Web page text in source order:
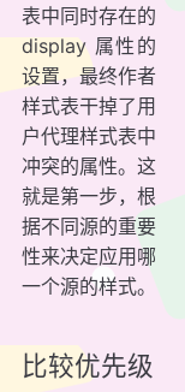
表中同时存在的
display 属性的
设置，最终作者
样式表干掉了用
户代理样式表中
冲突的属性。这
就是第一步，根
据不同源的重要
性来决定应用哪
一个源的样式。
比较优先级